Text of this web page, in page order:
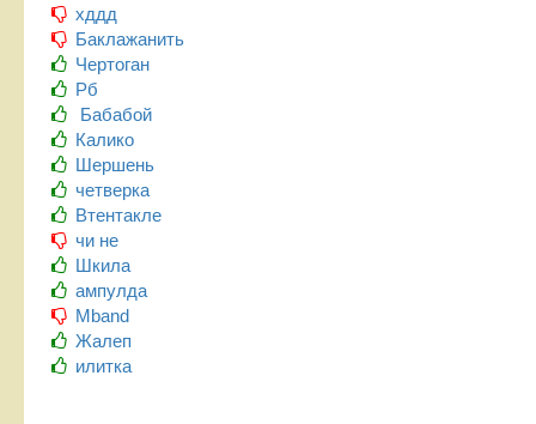
хддд
Баклажанить
Чертоган
Рб
Бабабой
Калико
Шершень
четверка
Втентакле
чи не
Шкила
ампулда
Mband
Жалеп
илитка